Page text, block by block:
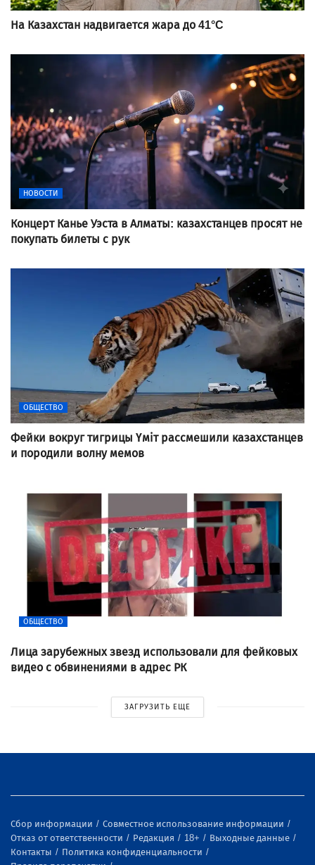
На Казахстан надвигается жара до 41°C
НОВОСТИ
Концерт Канье Уэста в Алматы: казахстанцев просят не
покупать билеты с рук
ОБЩЕСТВО
Фейки вокруг тигрицы Үміт рассмешили казахстанцев
и породили волну мемов
ОБЩЕСТВО
Лица зарубежных звезд использовали для фейковых
видео с обвинениями в адрес РК
ЗАГРУЗИТЬ ЕЩЕ
Сбор информации
Совместное использование информации
Отказ от ответственности
Редакция 18+
Выходные данные
Контакты
Политика конфиденциальности